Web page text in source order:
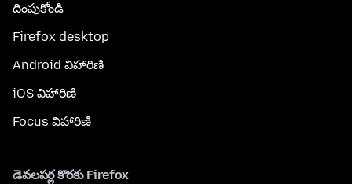
దింపుకోండి
Firefox desktop
Android విహారిణి
iOS విహారిణి
Focus విహారిణి
డెవలపర్ల కొరకు Firefox